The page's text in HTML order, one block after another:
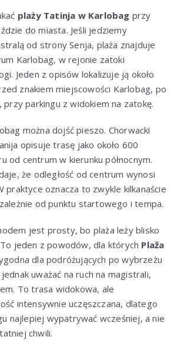
plaży Tatinja w Karlobag przy
do miasta. Jeśli jedziemy
od strony Senja, plaża znajduje
Karlobag, w rejonie zatoki
Jeden z opisów lokalizuje ją około
znakiem miejscowości Karlobag, po
parkingu z widokiem na zatokę.
można dojść pieszo. Chorwacki
opisuje trasę jako około 600
od centrum w kierunku północnym.
że odległość od centrum wynosi
praktyce oznacza to zwykle kilkanaście
od punktu startowego i tempa.
jest prosty, bo plaża leży blisko
jeden z powodów, dla których Plaža
dla podróżujących po wybrzeżu
uważać na ruch na magistrali,
To trasa widokowa, ale
intensywnie uczęszczana, dlatego
najlepiej wypatrywać wcześniej, a nie
chwili.